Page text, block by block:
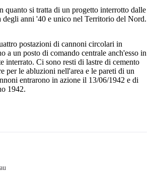
quanto si tratta di un progetto interrotto dalle
degli anni '40 e unico nel Territorio del Nord.
postazioni di cannoni circolari in
a un posto di comando centrale anch'esso in
interrato. Ci sono resti di lastre di cemento
per le abluzioni nell'area e le pareti di un
entrarono in azione il 13/06/1942 e di
1942.